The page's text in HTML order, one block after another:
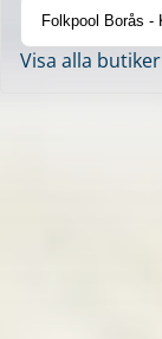
Visa alla butiker